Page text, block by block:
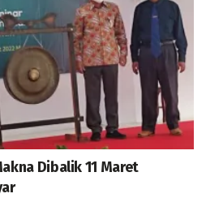
Dibalik 11 Maret